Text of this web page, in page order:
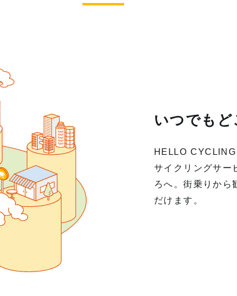
いつでも
HELLO
サイクリングサー
ろへ。街乗りから
だけます。